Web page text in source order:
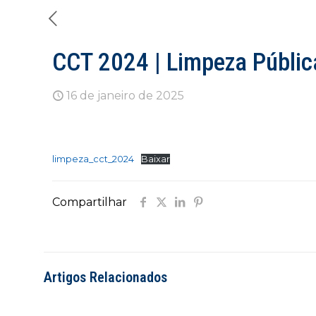
CCT 2024 | Limpeza
16 de janeiro de 2025
limpeza_cct_2024 Baixar
Compartilhar
Artigos Relacionados